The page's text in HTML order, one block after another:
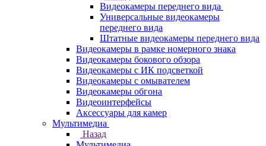
Видеокамеры переднего вида
Универсальные видеокамеры
переднего вида
Штатные видеокамеры переднего вида
Видеокамеры в рамке номерного знака
Видеокамеры бокового обзора
Видеокамеры с ИК подсветкой
Видеокамеры с омывателем
Видеокамеры обгона
Видеоинтерфейсы
Аксессуары для камер
Мультимедиа
Назад